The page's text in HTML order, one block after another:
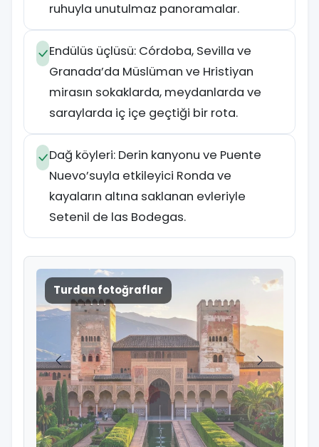
ruhuyla unutulmaz panoramalar.
Endülüs üçlüsü: Córdoba, Sevilla ve
Granada’da Müslüman ve Hristiyan
mirasın sokaklarda, meydanlarda ve
saraylarda iç içe geçtiği bir rota.
Dağ köyleri: Derin kanyonu ve Puente
Nuevo’suyla etkileyici Ronda ve
kayaların altına saklanan evleriyle
Setenil de las Bodegas.
Turdan fotoğraflar